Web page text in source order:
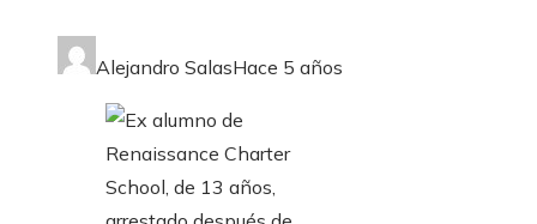
Alejandro SalasHace 5 años